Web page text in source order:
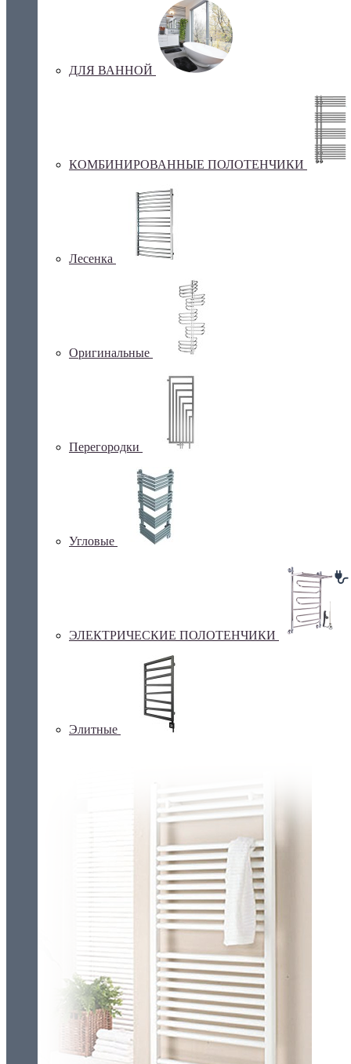
ДЛЯ ВАННОЙ
КОМБИНИРОВАННЫЕ ПОЛОТЕНЧИКИ
Лесенка
Оригинальные
Перегородки
Угловые
ЭЛЕКТРИЧЕСКИЕ ПОЛОТЕНЧИКИ
Элитные